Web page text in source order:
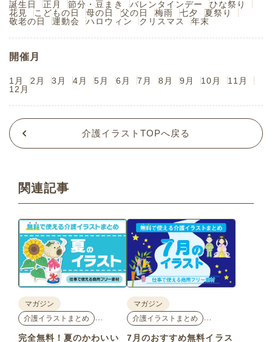
誕生日 正月 節分・豆まき バレンタインデー
ひな祭り
花見
こどもの日 母の日 父の日 梅雨 七夕
夏祭り
敬老の日
運動会 ハロウィン クリスマス 年末
開催月
1月 2月 3月 4月 5月 6月 7月 8月 9月 10月
11月
12月
介護イラストTOPへ戻る
関連記事
マガジン
介護イラストまとめ
完全無料！夏のかわいい
マガジン
介護イラストまとめ
7月のおすすめ無料イラス